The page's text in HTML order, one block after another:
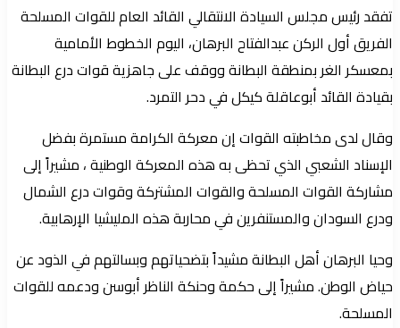
تفقد رئيس مجلس السيادة الانتقالي القائد العام للقوات المسلحة
الفريق أول الركن عبدالفتاح البرهان، اليوم الخطوط الأمامية
بمعسكر الغر بمنطقة البطانة ووقف على جاهزية قوات درع البطانة
بقيادة القائد أبوعاقلة كيكل في دحر التمرد.
وقال لدى مخاطبته القوات إن معركة الكرامة مستمرة بفضل
الإسناد الشعبي الذي تحظى به هذه المعركة الوطنية ، مشيراً إلى
مشاركة القوات المسلحة والقوات المشتركة وقوات درع الشمال
ودرع السودان والمستنفرين في محاربة هذه المليشيا الإرهابية.
وحيا البرهان أهل البطانة مشيداً بتضحياتهم وبسالتهم في الذود عن
حياض الوطن. مشيراً إلى حكمة وحنكة الناظر أبوسن ودعمه للقوات
المسلحة.